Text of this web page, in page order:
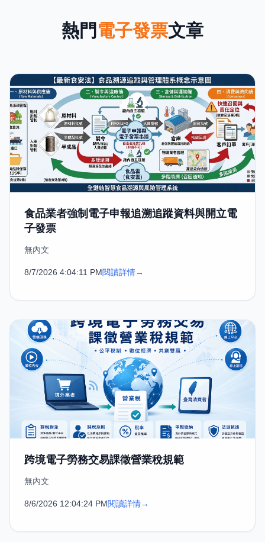
熱門 電子發票文章
食品業者強制電子申報追溯追蹤資料與開立電
子發票
無內文
8/7/2026 4:04:11 PM閱讀詳情→
跨境電子勞務交易課徵營業稅規範
無內文
8/6/2026 12:04:24 PM閱讀詳情→